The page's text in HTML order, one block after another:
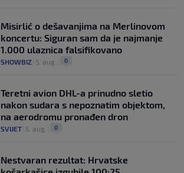
Misirlić o dešavanjima na Merlinovom
koncertu: Siguran sam da je najmanje
1.000 ulaznica falsifikovano
SHOWBIZ 5. aug. 0
Teretni avion DHL-a prinudno sletio
nakon sudara s nepoznatim objektom,
na aerodromu pronađen dron
SVIJET 5. aug. 0
Nestvaran rezultat: Hrvatske